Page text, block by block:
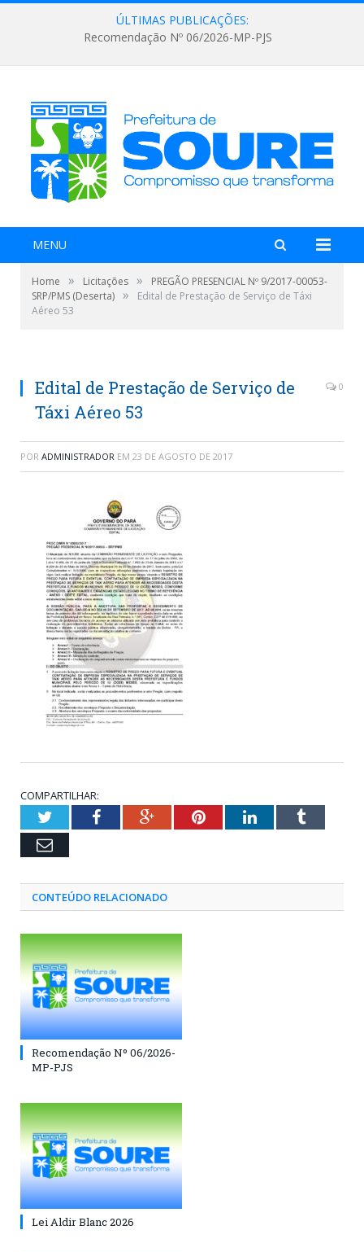
ÚLTIMAS PUBLICAÇÕES:
Recomendação Nº 06/2026-MP-PJS
MENU
Home » Licitações »
PREGÃO PRESENCIAL Nº 9/2017-00053-
SRP/PMS (Deserta) »
Edital de Prestação de Serviço de Táxi
Aéreo 53
Edital de Prestação de Serviço de
Táxi Aéreo 53
0
POR ADMINISTRADOR EM 23 DE AGOSTO DE 2017
COMPARTILHAR:
TwitterFacebookGoogle+PinterestLinkedInTumblr
Email
CONTEÚDO RELACIONADO
Recomendação Nº 06/2026-
MP-PJS
Lei Aldir Blanc 2026